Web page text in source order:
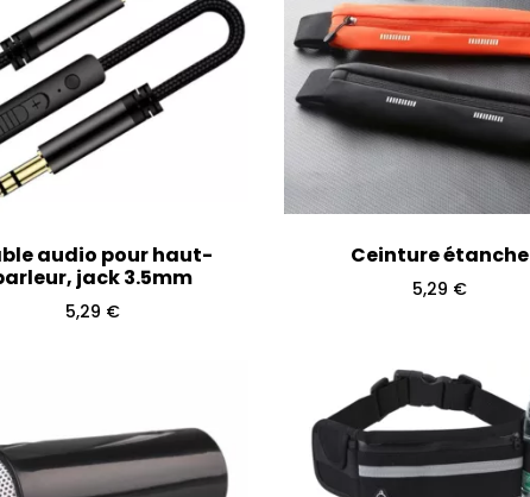
audio pour haut-
jack 3.5mm
5,29 €
Ceinture étanche
5,29 €